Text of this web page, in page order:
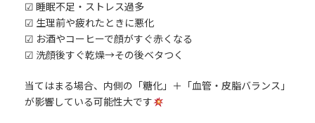
☑ 睡眠不足・ストレス過多
☑ 生理前や疲れたときに悪化
☑ お酒やコーヒーで顔がすぐ赤くなる
☑ 洗顔後すぐ乾燥→その後ベタつく
当てはまる場合、内側の「糖化」＋「血管・皮脂バランス」
が影響している可能性大です